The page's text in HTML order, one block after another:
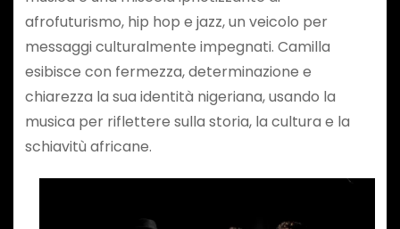
afrofuturismo, hip hop e jazz, un veicolo per
messaggi culturalmente impegnati. Camilla
esibisce con fermezza, determinazione e
chiarezza la sua identità nigeriana, usando la
musica per riflettere sulla storia, la cultura e la
schiavitù africane.